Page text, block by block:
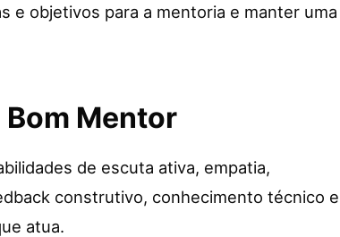
e objetivos para a mentoria e manter uma
Mentor
de escuta ativa, empatia,
construtivo, conhecimento técnico e
atua.